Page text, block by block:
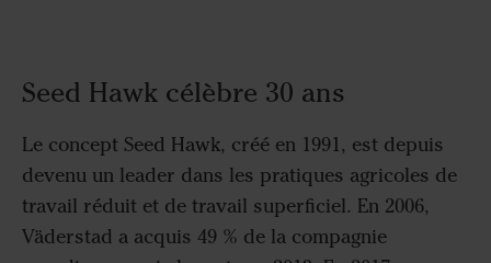
Seed Hawk célèbre 30 ans
Le concept Seed Hawk, créé en 1991, est depuis
devenu un leader dans les pratiques agricoles de
travail réduit et de travail superficiel. En 2006,
Väderstad a acquis 49 % de la compagnie